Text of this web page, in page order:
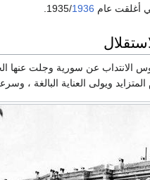
أغلقت عام 1935/ 1936
الانتداب عن سورية وجلت عنها
المتزايد ويولى العناية البالغة